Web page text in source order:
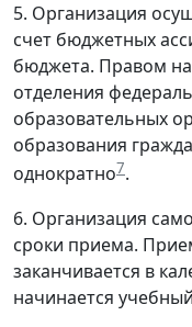
5. Организация
счет бюджетных
бюджета. Правом
отделения
образовательных
образования
однократно7.
6. Организация
сроки приема.
заканчивается в
начинается